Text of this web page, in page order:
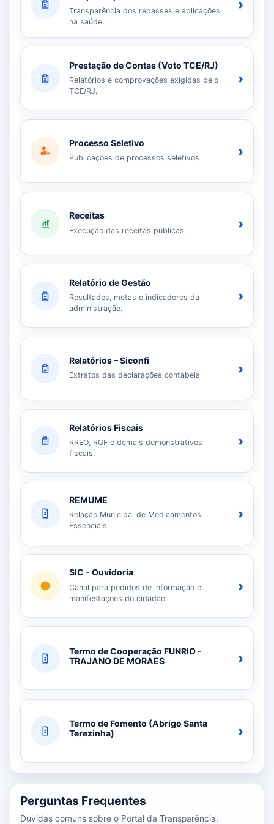
Transparência dos repasses e aplicações
na saúde.
›
Prestação de Contas (Voto TCE/RJ)
Relatórios e comprovações exigidas pelo
TCE/RJ.
›
Processo Seletivo
Publicações de processos seletivos ›
Receitas
Execução das receitas públicas. ›
Relatório de Gestão
Resultados, metas e indicadores da
administração.
›
Relatórios – Siconfi
Extratos das declarações contábeis ›
Relatórios Fiscais
RREO, RGF e demais demonstrativos
fiscais.
›
REMUME
Relação Municipal de Medicamentos
Essenciais
›
SIC - Ouvidoria
Canal para pedidos de informação e
manifestações do cidadão.
›
Termo de Cooperação FUNRIO -
TRAJANO DE MORAES
›
Termo de Fomento (Abrigo Santa
Terezinha)
›
Perguntas Frequentes
Dúvidas comuns sobre o Portal da Transparência.